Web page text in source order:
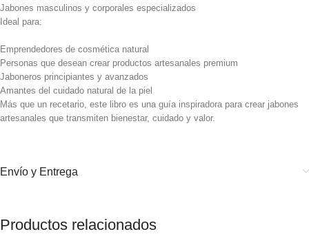
Jabones masculinos y corporales especializados
Ideal para:
Emprendedores de cosmética natural
Personas que desean crear productos artesanales premium
Jaboneros principiantes y avanzados
Amantes del cuidado natural de la piel
Más que un recetario, este libro es una guía inspiradora para crear jabones
artesanales que transmiten bienestar, cuidado y valor.
Envío y Entrega
Productos relacionados